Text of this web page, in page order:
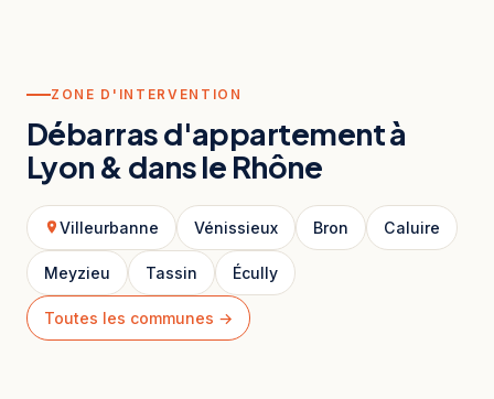
ZONE D'INTERVENTION
Débarras d'appartement à
Lyon & dans le Rhône
Villeurbanne Vénissieux Bron Caluire
Meyzieu Tassin Écully
Toutes les communes →